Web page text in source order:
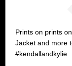
Prints on prints
Jacket and more
#kendallandkylie